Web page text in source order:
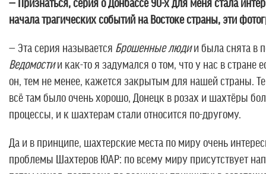
начала трагических событий на Востоке страны, эти
— Эта серия называется Брошенные людии была снята в
Ведомостии как-то я задумался о том, что у нас в стране
он, тем не менее, кажется закрытым для нашей страны.
всё там было очень хорошо, Донецк в розах и шахтёры
процессы, и к шахтерам стали относится по-другому.
Да и в принципе, шахтерские места по миру очень
проблемы Шахтеров ЮАР: по всему миру присутствует